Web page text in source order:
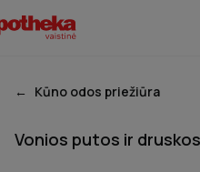
Kūno odos priežiūra
Vonios putos ir druskos